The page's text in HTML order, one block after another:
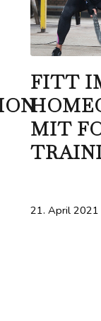
FITT
MIT
21. April 2021